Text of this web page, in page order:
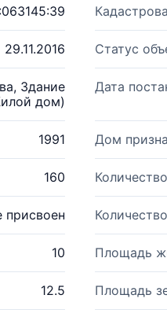
29.11.2016 Статус
Здание
дом)
Дата
1991 Дом
160
присвоен
10 Площадь
12.5 Площадь